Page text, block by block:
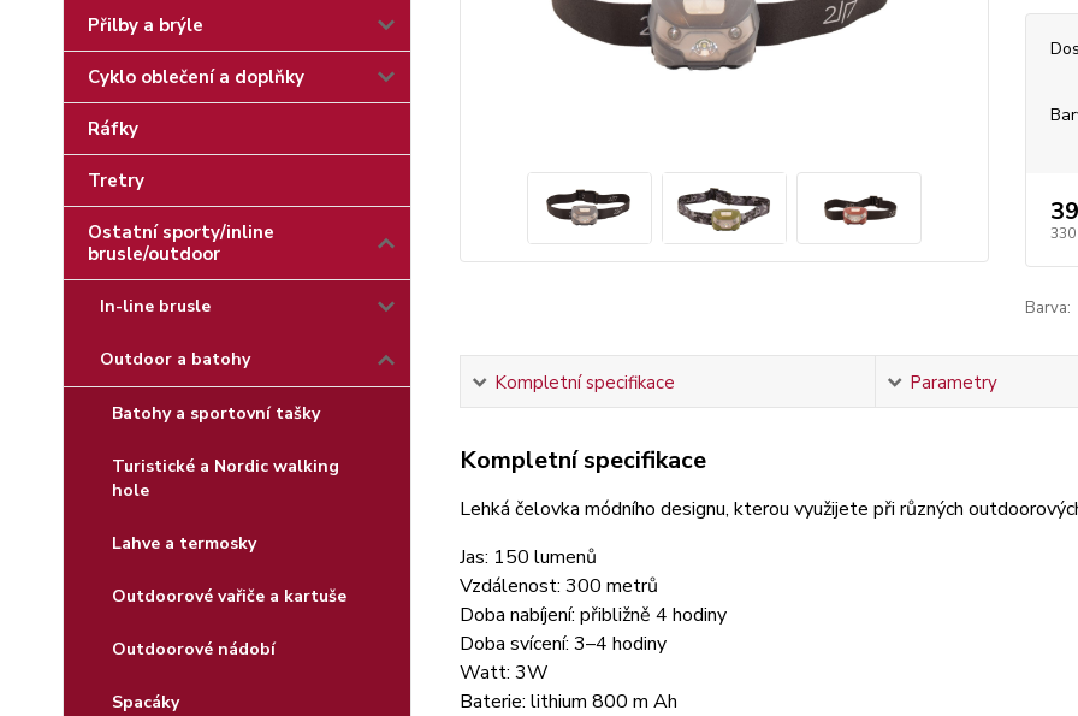
Přilby a brýle
Cyklo oblečení a doplňky
Ráfky
Tretry
Ostatní sporty/inline
brusle/outdoor
In-line brusle
Outdoor a batohy
Batohy a sportovní tašky
Turistické a Nordic walking
hole
Lahve a termosky
Outdoorové vařiče a kartuše
Outdoorové nádobí
Spacáky
330
Barva:
Kompletní specifikace Parametry
Kompletní specifikace
Lehká čelovka módního designu, kterou využijete při různých
Jas: 150 lumenů
Vzdálenost: 300 metrů
Doba nabíjení: přibližně 4 hodiny
Doba svícení: 3–4 hodiny
Watt: 3W
Baterie: lithium 800 m Ah